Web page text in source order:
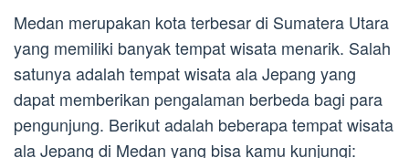
Medan merupakan kota terbesar di Sumatera Utara
yang memiliki banyak tempat wisata menarik. Salah
satunya adalah tempat wisata ala Jepang yang
dapat memberikan pengalaman berbeda bagi para
pengunjung. Berikut adalah beberapa tempat wisata
ala Jepang di Medan yang bisa kamu kunjungi: